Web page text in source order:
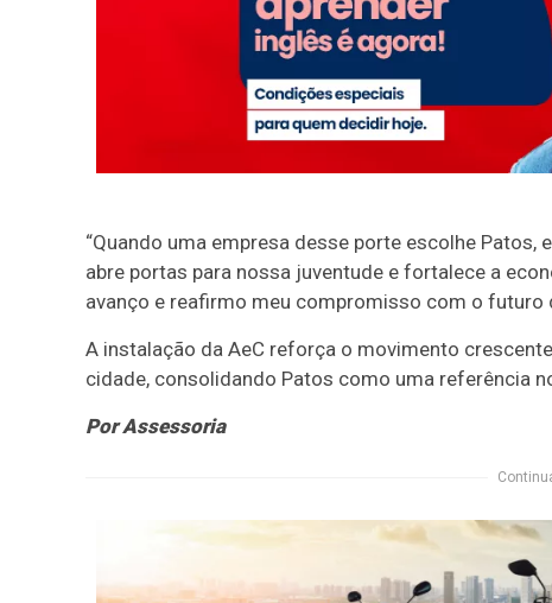
“Quando uma empresa desse porte escolhe
abre portas para nossa juventude e fortalece a
avanço e reafirmo meu compromisso com o futuro
A instalação da AeC reforça o movimento
cidade, consolidando Patos como uma referência
Por Assessoria